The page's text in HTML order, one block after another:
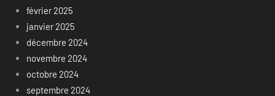
février 2025
janvier 2025
décembre 2024
novembre 2024
octobre 2024
septembre 2024